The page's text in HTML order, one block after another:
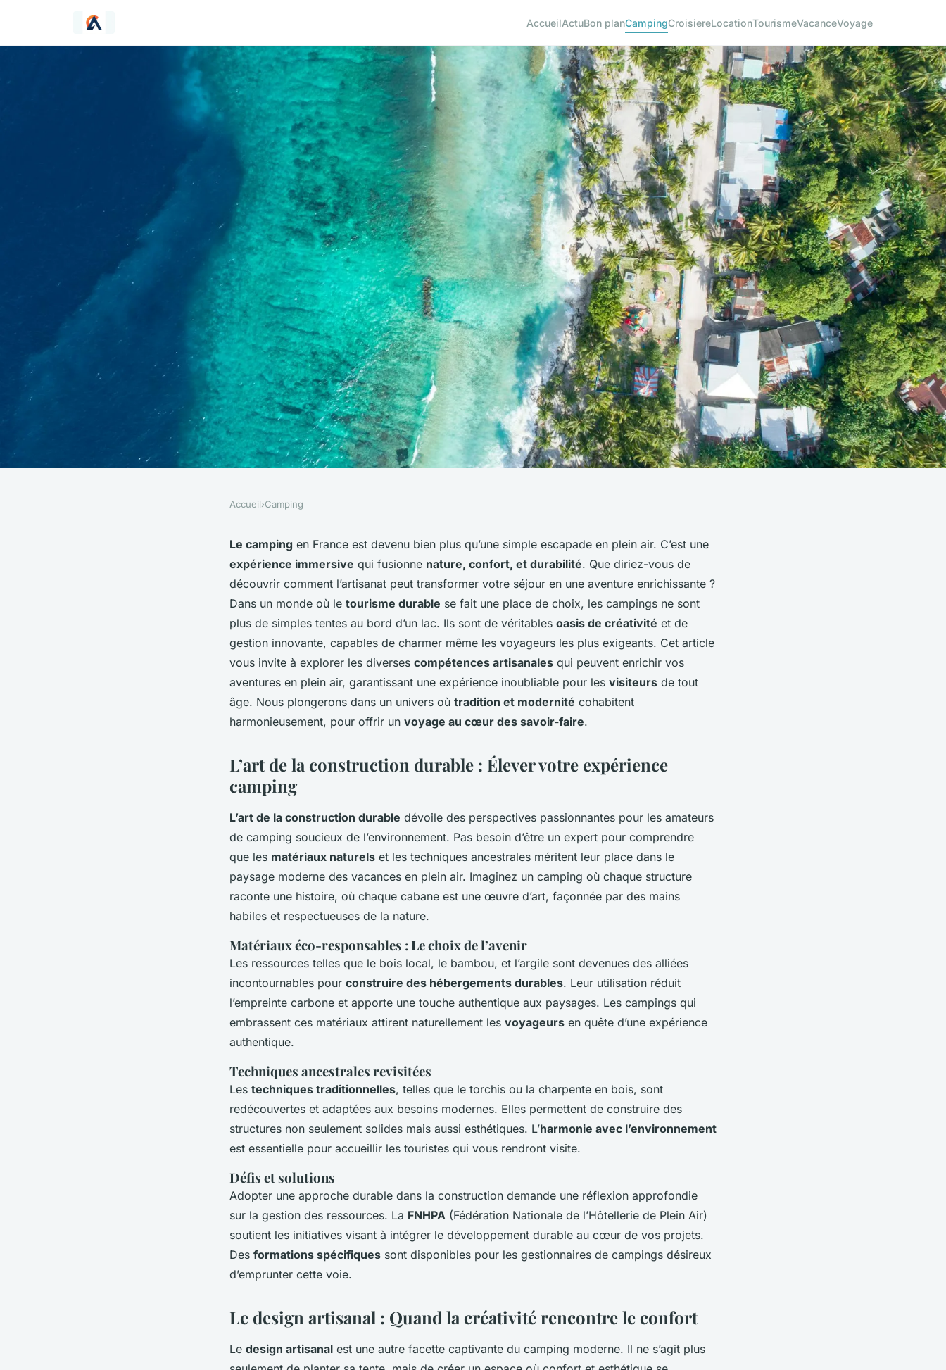
AccueilActuBon planCampingCroisiereLocationTourismeVacanceVoyage
Quelles sont les compétences
artisanales à développer pour
améliorer vos séjours en camping ?
6 min de lecture
Accueil›Camping
Le camping en France est devenu bien plus qu’une simple escapade en plein air. C’est une
expérience immersive qui fusionne nature, confort, et durabilité. Que diriez-vous de
découvrir comment l’artisanat peut transformer votre séjour en une aventure enrichissante ?
Dans un monde où le tourisme durable se fait une place de choix, les campings ne sont
plus de simples tentes au bord d’un lac. Ils sont de véritables oasis de créativité et de
gestion innovante, capables de charmer même les voyageurs les plus exigeants. Cet article
vous invite à explorer les diverses compétences artisanales qui peuvent enrichir vos
aventures en plein air, garantissant une expérience inoubliable pour les visiteurs de tout
âge. Nous plongerons dans un univers où tradition et modernité cohabitent
harmonieusement, pour offrir un voyage au cœur des savoir-faire.
L’art de la construction durable : Élever votre expérience
camping
L’art de la construction durable dévoile des perspectives passionnantes pour les amateurs
de camping soucieux de l’environnement. Pas besoin d’être un expert pour comprendre
que les matériaux naturels et les techniques ancestrales méritent leur place dans le
paysage moderne des vacances en plein air. Imaginez un camping où chaque structure
raconte une histoire, où chaque cabane est une œuvre d’art, façonnée par des mains
habiles et respectueuses de la nature.
Matériaux éco-responsables : Le choix de l’avenir
Les ressources telles que le bois local, le bambou, et l’argile sont devenues des alliées
incontournables pour construire des hébergements durables. Leur utilisation réduit
l’empreinte carbone et apporte une touche authentique aux paysages. Les campings qui
embrassent ces matériaux attirent naturellement les voyageurs en quête d’une expérience
authentique.
Techniques ancestrales revisitées
Les techniques traditionnelles, telles que le torchis ou la charpente en bois, sont
redécouvertes et adaptées aux besoins modernes. Elles permettent de construire des
structures non seulement solides mais aussi esthétiques. L’harmonie avec l’environnement
est essentielle pour accueillir les touristes qui vous rendront visite.
Défis et solutions
Adopter une approche durable dans la construction demande une réflexion approfondie
sur la gestion des ressources. La FNHPA (Fédération Nationale de l’Hôtellerie de Plein Air)
soutient les initiatives visant à intégrer le développement durable au cœur de vos projets.
Des formations spécifiques sont disponibles pour les gestionnaires de campings désireux
d’emprunter cette voie.
Le design artisanal : Quand la créativité rencontre le confort
Le design artisanal est une autre facette captivante du camping moderne. Il ne s’agit plus